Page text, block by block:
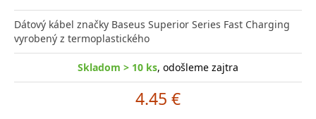
Dátový kábel značky Baseus Superior Series Fast Charging
vyrobený z termoplastického
Skladom > 10 ks, odošleme zajtra
4.45 €